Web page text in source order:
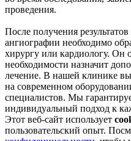
проведения.
После получения
ангиографии необходимо
хирургу или кардиологу. Он
необходимости назначит
лечение. В нашей клинике
на современном
специалистов. Мы
индивидуальный подход к
Этот веб-сайт использует
пользовательский опыт.